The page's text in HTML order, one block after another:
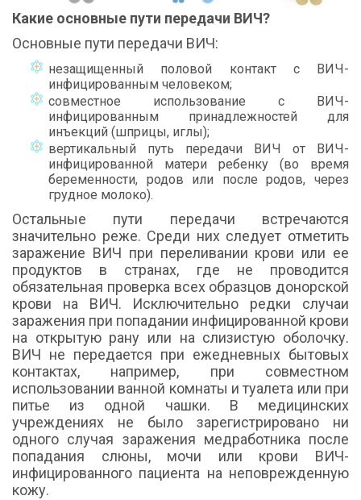
Какие основные пути передачи ВИЧ?
Основные пути передачи ВИЧ:
незащищенный половой контакт с ВИЧ-
инфицированным человеком;
совместное использование с ВИЧ-
инфицированным принадлежностей для
инъекций (шприцы, иглы);
вертикальный путь передачи ВИЧ от ВИЧ-
инфицированной матери ребенку (во время
беременности, родов или после родов, через
грудное молоко).
Остальные пути передачи встречаются
значительно реже. Среди них следует отметить
заражение ВИЧ при переливании крови или ее
продуктов в странах, где не проводится
обязательная проверка всех образцов донорской
крови на ВИЧ. Исключительно редки случаи
заражения при попадании инфицированной крови
на открытую рану или на слизистую оболочку.
ВИЧ не передается при ежедневных бытовых
контактах, например, при совместном
использовании ванной комнаты и туалета или при
питье из одной чашки. В медицинских
учреждениях не было зарегистрировано ни
одного случая заражения медработника после
попадания слюны, мочи или крови ВИЧ-
инфицированного пациента на неповрежденную
кожу.